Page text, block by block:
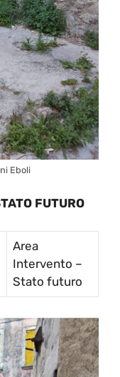
Eboli
FUTURO
Area
Intervento –
Stato futuro